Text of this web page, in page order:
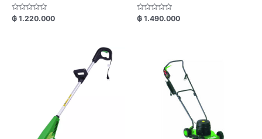
Valorado
con
₲ 1.220.000
Valorado
con
₲ 1.490.000